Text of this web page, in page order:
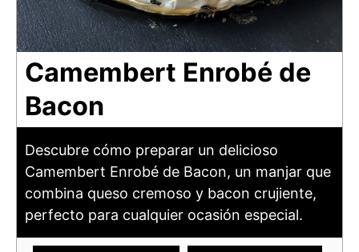
Camembert Enrobé de
Bacon
Descubre cómo preparar un delicioso
Camembert Enrobé de Bacon, un manjar que
combina queso cremoso y bacon crujiente,
perfecto para cualquier ocasión especial.